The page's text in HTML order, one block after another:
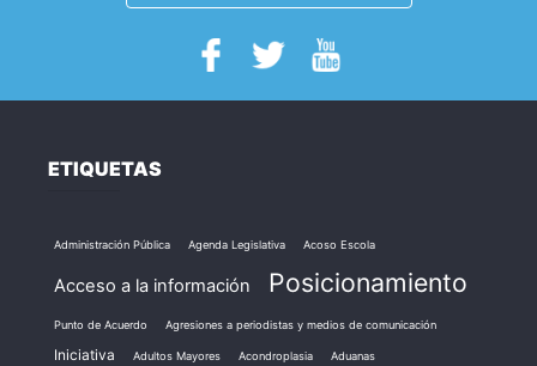
ETIQUETAS
Administración Pública Agenda Legislativa Acoso Escola
Acceso a la información Posicionamiento
Punto de Acuerdo Agresiones a periodistas y medios de comunicación
Iniciativa Adultos Mayores Acondroplasia Aduanas